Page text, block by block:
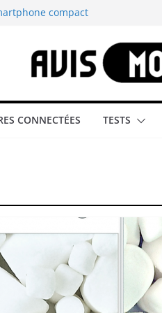
compact
tous les
smartphone
CONNECTÉES TESTS